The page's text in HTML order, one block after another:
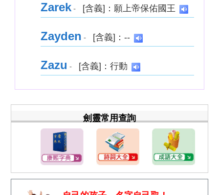
Zarek - [含義]：願上帝保佑國王
Zayden - [含義]：--
Zazu - [含義]：行動
劍靈常用查詢